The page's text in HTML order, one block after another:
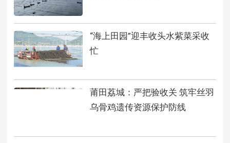
“海上田园”迎丰收头水紫菜采收
忙
莆田荔城：严把验收关 筑牢丝羽
乌骨鸡遗传资源保护防线